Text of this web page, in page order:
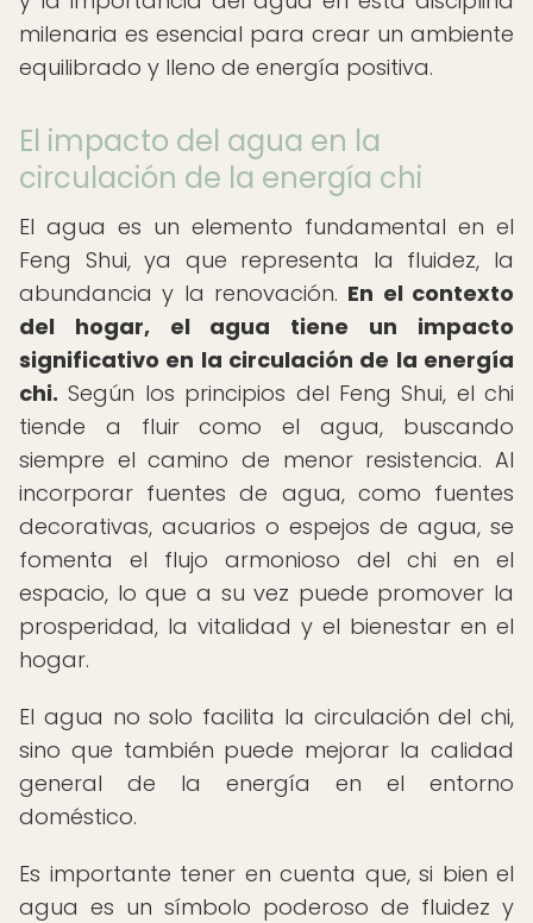
milenaria es esencial para crear un ambiente
equilibrado y lleno de energía positiva.
El impacto del agua en la
circulación de la energía chi
El agua es un elemento fundamental en el
Feng Shui, ya que representa la fluidez, la
abundancia y la renovación. En el contexto
del hogar, el agua tiene un impacto
significativo en la circulación de la energía
chi. Según los principios del Feng Shui, el chi
tiende a fluir como el agua, buscando
siempre el camino de menor resistencia. Al
incorporar fuentes de agua, como fuentes
decorativas, acuarios o espejos de agua, se
fomenta el flujo armonioso del chi en el
espacio, lo que a su vez puede promover la
prosperidad, la vitalidad y el bienestar en el
hogar.
El agua no solo facilita la circulación del chi,
sino que también puede mejorar la calidad
general de la energía en el entorno
doméstico.
Es importante tener en cuenta que, si bien el
agua es un símbolo poderoso de fluidez y